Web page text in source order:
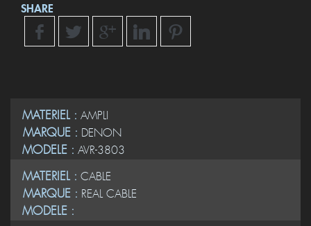
SHARE
MATERIEL : AMPLI
MARQUE : DENON
MODELE : AVR-3803
MATERIEL : CABLE
MARQUE : REAL CABLE
MODELE :